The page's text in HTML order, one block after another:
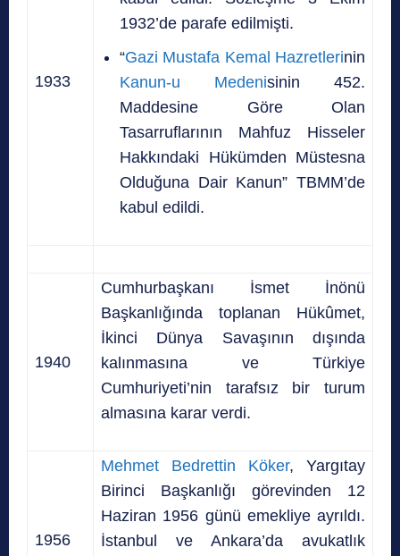
1933
1932’de parafe edilmişti.
“Gazi Mustafa Kemal Hazretlerinin
Kanun-u Medenisinin 452.
Maddesine Göre Olan
Tasarruflarının Mahfuz Hisseler
Hakkındaki Hükümden Müstesna
Olduğuna Dair Kanun” TBMM’de
kabul edildi.
1940
Cumhurbaşkanı İsmet İnönü
Başkanlığında toplanan Hükûmet,
İkinci Dünya Savaşının dışında
kalınmasına ve Türkiye
Cumhuriyeti’nin tarafsız bir turum
almasına karar verdi.
1956
Mehmet Bedrettin Köker, Yargıtay
Birinci Başkanlığı görevinden 12
Haziran 1956 günü emekliye ayrıldı.
İstanbul ve Ankara’da avukatlık